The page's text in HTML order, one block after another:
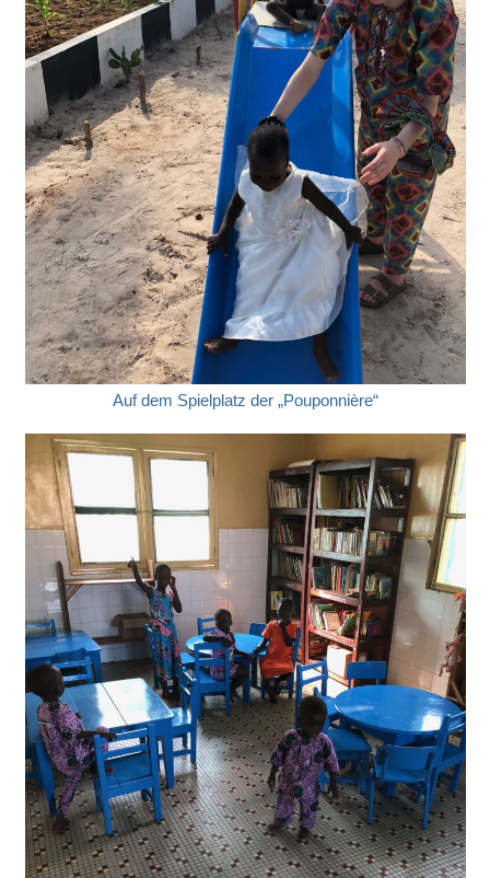
Auf dem Spielplatz der „Pouponnière“